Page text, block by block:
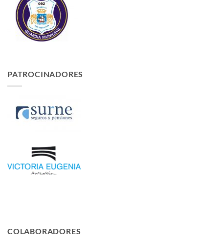
PATROCINADORES
COLABORADORES